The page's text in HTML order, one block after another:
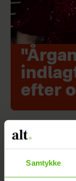
Samtykke
efter